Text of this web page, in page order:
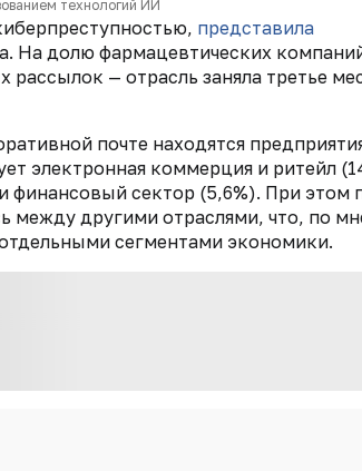
технологий ИИ
представила
На долю фармацевтических
— отрасль заняла третье
почте находятся
электронная коммерция и ритейл
сектор (5,6%). При этом
между другими отраслями, что, по
сегментами экономики.